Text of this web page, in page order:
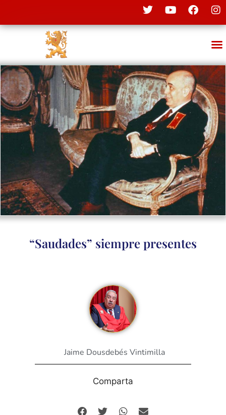
“Saudades” siempre presentes
Jaime Dousdebés Vintimilla
Comparta